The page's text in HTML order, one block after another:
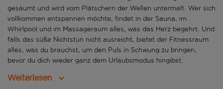
gesäumt und wird vom Plätschern der Wellen untermalt. Wer sich
vollkommen entspannen möchte, findet in der Sauna, im
Whirlpool und im Massageraum alles, was das Herz begehrt. Und
falls das süße Nichtstun nicht ausreicht, bietet der Fitnessraum
alles, was du brauchst, um den Puls in Schwung zu bringen,
bevor du dich wieder ganz dem Urlaubsmodus hingibst.
Weiterlesen